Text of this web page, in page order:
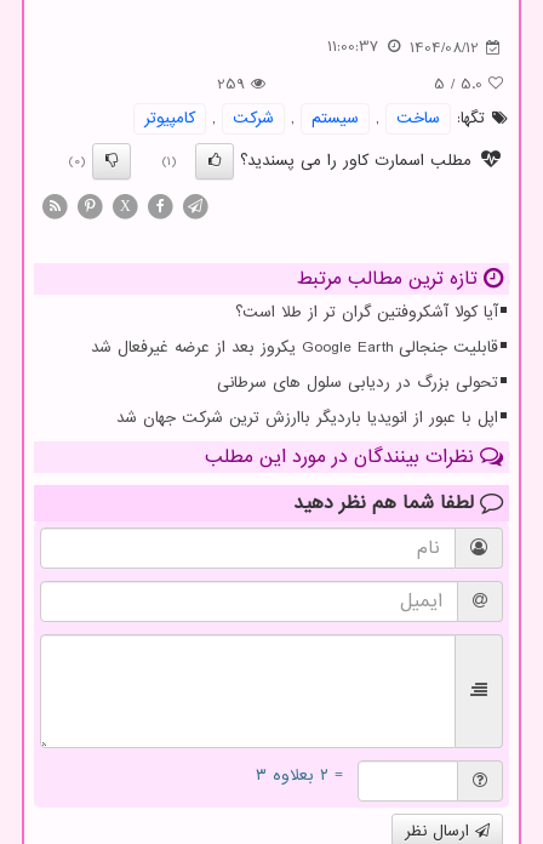
1404/08/12
11:00:37
5.0
/
5
259
تگها:
ساخت , سیستم , شركت ,
كامپیوتر
مطلب اسمارت کاور را می پسندید؟
(1)
(0)
X
تازه ترین مطالب مرتبط
آیا کولا آشکروفتین گران تر از طلا است؟
قابلیت جنجالی Google Earth یکروز بعد از عرضه غیرفعال شد
تحولی بزرگ در ردیابی سلول های سرطانی
اپل با عبور از انویدیا باردیگر باارزش ترین شرکت جهان شد
نظرات بینندگان در مورد این مطلب
لطفا شما هم نظر دهید
= ۲ بعلاوه ۳
ارسال نظر